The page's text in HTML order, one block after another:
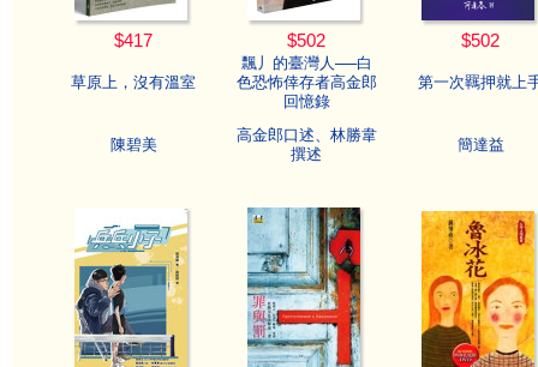
$417 $502 $502
草原上，沒有溫室
飄丿的臺灣人──白
色恐怖倖存者高金郎
回憶錄
第一次羈押就上
陳碧美
高金郎口述、林勝韋
撰述
簡達益